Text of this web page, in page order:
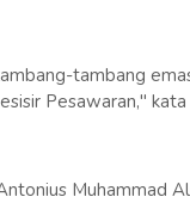
tambang
Pesawaran," kata
Muhammad